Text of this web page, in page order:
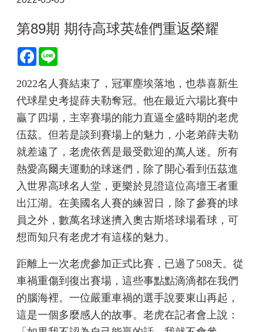
第89期 期待高球英雄們重返榮耀
Facebook
2022名人賽結束了，冠軍塵埃落地，也恭喜新生
代球星史考提薛夫勒奪冠。他在最近六場比賽中
贏了四場，主宰賽場的能力直逼全盛時期的老虎
伍茲。但若是談到賽場上的魅力，小老弟薛夫勒
就差遠了，老虎依舊是最受歡迎的萬人迷。所有
熱愛高爾夫運動的球迷們，除了開心看到伍茲進
入世界高球名人堂，更樂於見證這位高壇王者重
出江湖。在美國名人賽的練習日，除了參賽的球
員之外，數萬名球迷擠入奧古斯塔球場看球，可
想而知只有老虎才有這樣的魅力。
距離上一次老虎參加正式比賽，已過了508天。從
車禍重傷到復出賽場，這些事點點滴滴都在我們
的腦海裡。一位嚴重車禍的選手說要東山再起，
這是一個多麼感人的故事。老虎在記者會上說：